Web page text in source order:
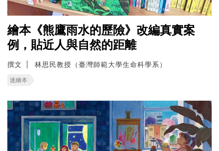
繪本《熊鷹雨水的歷險》改編真實案
例，貼近人與自然的距離
撰文 林思民教授（臺灣師範大學生命科學系）
迷繪本